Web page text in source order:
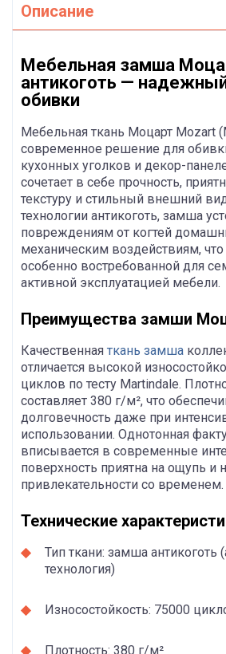
Описание
Мебельная замша
антикоготь —
обивки
Мебельная ткань Моцарт Mozart
современное решение для
кухонных уголков и декор-
сочетает в себе прочность,
текстуру и стильный внешний
технологии антикоготь, замша
повреждениям от когтей
механическим воздействиям, что
особенно востребованной для
активной эксплуатацией мебели.
Преимущества замши
Качественная ткань замша
отличается высокой
циклов по тесту Martindale.
составляет 380 г/м², что
долговечность даже при
использовании. Однотонная
вписывается в современные
поверхность приятна на ощупь и
привлекательности со временем.
Технические
Тип ткани: замша антикоготь
технология)
Износостойкость: 75000
Плотность: 380 г/м²